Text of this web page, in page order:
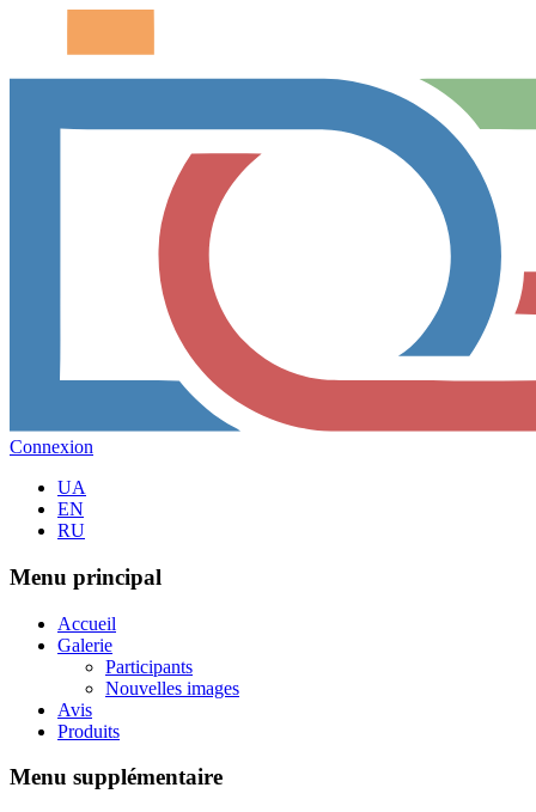
Connexion
UA
EN
RU
Menu principal
Accueil
Galerie
Participants
Nouvelles images
Avis
Produits
Menu supplémentaire